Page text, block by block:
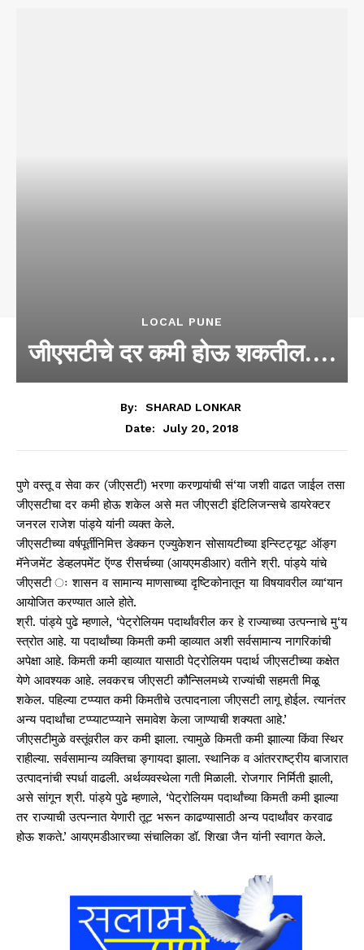
LOCAL PUNE
जीएसटीचे दर कमी होऊ शकतील….
By:
SHARAD LONKAR
Date:
July 20, 2018
पुणे वस्तू व सेवा कर (जीएसटी) भरणा करणार्‍यांची सं‘या जशी वाढत जाईल तसा
जीएसटीचा दर कमी होऊ शकेल असे मत जीएसटी इंटिलिजन्सचे डायरेक्टर
जनरल राजेश पांड्ये यांनी व्यक्त केले.
जीएसटीच्या वर्षपूर्तीनिमित्त डेक्कन एज्युकेशन सोसायटीच्या इन्स्टिट्यूट ऑङ्ग
मॅनेजमेंट डेव्हलपमेंट ऍण्ड रीसर्चच्या (आयएमडीआर) वतीने श्री. पांड्ये यांचे
जीएसटी ः शासन व सामान्य माणसाच्या दृष्टिकोनातून या विषयावरील व्या‘यान
आयोजित करण्यात आले होते.
श्री. पांड्ये पुढे म्हणाले, ‘पेट्रोलियम पदार्थांवरील कर हे राज्याच्या उत्पन्नाचे मु‘य
स्त्रोत आहे. या पदार्थांच्या किमती कमी व्हाव्यात अशी सर्वसामान्य नागरिकांची
अपेक्षा आहे. किमती कमी व्हाव्यात यासाठी पेट्रोलियम पदार्थ जीएसटीच्या कक्षेत
येणे आवश्यक आहे. लवकरच जीएसटी कौन्सिलमध्ये राज्यांची सहमती मिळू
शकेल. पहिल्या टप्प्यात कमी किमतीचे उत्पादनाला जीएसटी लागू होईल. त्यानंतर
अन्य पदार्थांचा टप्प्याटप्प्याने समावेश केला जाण्याची शक्यता आहे.’
जीएसटीमुळे वस्तूंवरील कर कमी झाला. त्यामुळे किमती कमी झााल्या किंवा स्थिर
राहील्या. सर्वसामान्य व्यक्तिचा ङ्गायदा झाला. स्थानिक व आंतरराष्ट्रीय बाजारात
उत्पादनांची स्पर्धा वाढली. अर्थव्यवस्थेला गती मिळाली. रोजगार निर्मिती झाली,
असे सांगून श्री. पांड्ये पुढे म्हणाले, ‘पेट्रोलियम पदार्थांच्या किमती कमी झाल्या
तर राज्याची उत्पन्नात येणारी तूट भरून काढण्यासाठी अन्य पदार्थांवर करवाढ
होऊ शकते.’ आयएमडीआरच्या संचालिका डॉ. शिखा जैन यांनी स्वागत केले.